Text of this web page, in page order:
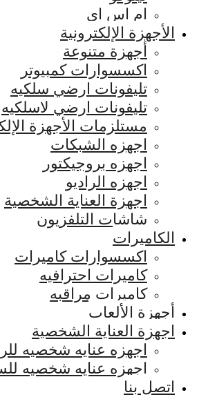
ام اس اي
الأجهزة الإلكترونية
أجهزة متنوعة
اكسسوارات كمبيوتر
تليفونات ارضي سلكيه
تليفونات ارضي لاسلكيه
مستلزمات الأجهزة
اجهزه الشبكات
اجهزه بروجيكتور
اجهزه الراديو
اجهزة العناية الشخصية
شاشات التلفزيون
الكاميرات
اكسسوارات كاميرات
كاميرات احترافيه
كاميرات مراقبه
أجهزة الألعاب
اجهزة العناية الشخصية
اجهزه عنايه شخصيه
اجهزه عنايه شخصيه
اتصل بنا